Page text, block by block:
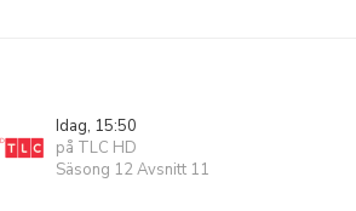
Idag, 15:50
på TLC HD
Säsong 12 Avsnitt 11